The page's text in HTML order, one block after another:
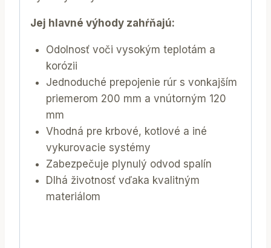
Jej hlavné výhody zahŕňajú:
Odolnosť voči vysokým teplotám a
korózii
Jednoduché prepojenie rúr s vonkajším
priemerom 200 mm a vnútorným 120
mm
Vhodná pre krbové, kotlové a iné
vykurovacie systémy
Zabezpečuje plynulý odvod spalín
Dlhá životnosť vďaka kvalitným
materiálom